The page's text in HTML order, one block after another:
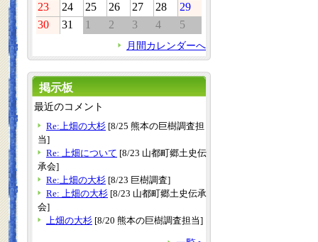
23
24 25 26 27 28
29
30
31 1 2 3 4 5
月間カレンダーへ
掲示板
最近のコメント
Re:上畑の大杉 [8/25 熊本の巨樹調査担
当]
Re: 上畑について [8/23 山都町郷土史伝
承会]
Re:上畑の大杉 [8/23 巨樹調査]
Re: 上畑の大杉 [8/23 山都町郷土史伝承
会]
上畑の大杉 [8/20 熊本の巨樹調査担当]